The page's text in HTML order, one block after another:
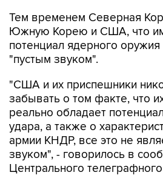
Тем временем Северная
Южную Корею и США, что
потенциал ядерного оружия
"пустым звуком".
"США и их приспешники
забывать о том факте, что
реально обладает
удара, а также о
армии КНДР, все это не
звуком", - говорилось в
Центрального